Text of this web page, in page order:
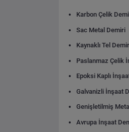
Karbon Çelik
Sac Metal Demiri
Kaynaklı Tel
Paslanmaz Çelik
Epoksi Kaplı
Galvanizli İnşaat
Genişletilmiş
Avrupa İnşaat